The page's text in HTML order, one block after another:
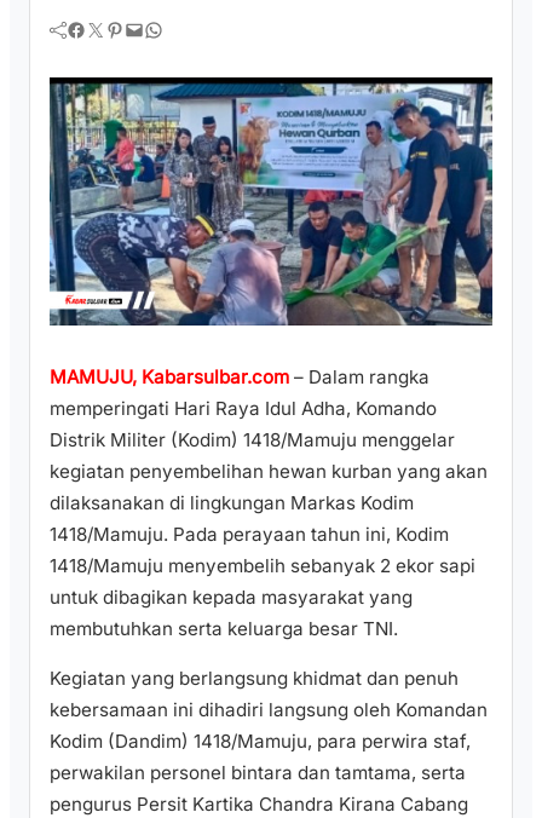
Facebook Twitter Pinterest Mail WhatsApp
MAMUJU, Kabarsulbar.com – Dalam rangka
memperingati Hari Raya Idul Adha, Komando
Distrik Militer (Kodim) 1418/Mamuju menggelar
kegiatan penyembelihan hewan kurban yang akan
dilaksanakan di lingkungan Markas Kodim
1418/Mamuju. Pada perayaan tahun ini, Kodim
1418/Mamuju menyembelih sebanyak 2 ekor sapi
untuk dibagikan kepada masyarakat yang
membutuhkan serta keluarga besar TNI.
​Kegiatan yang berlangsung khidmat dan penuh
kebersamaan ini dihadiri langsung oleh Komandan
Kodim (Dandim) 1418/Mamuju, para perwira staf,
perwakilan personel bintara dan tamtama, serta
pengurus Persit Kartika Chandra Kirana Cabang